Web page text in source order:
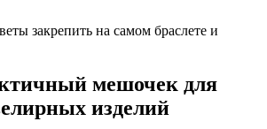
закрепить на самом браслете и
мешочек для
изделий